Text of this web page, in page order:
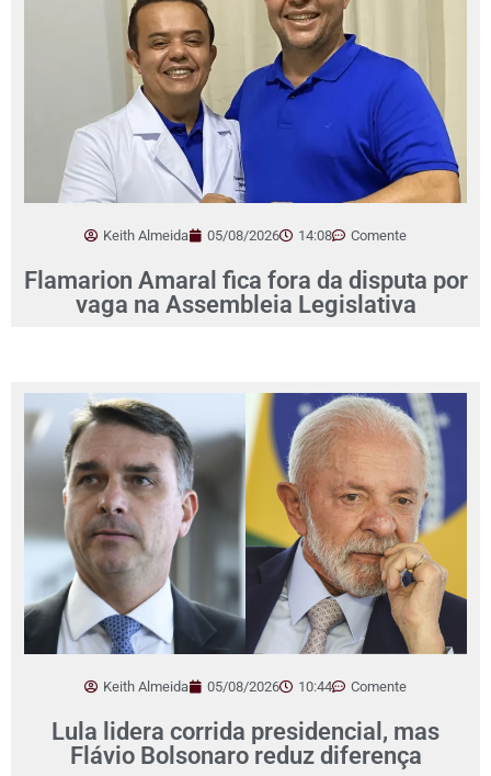
Keith Almeida 05/08/2026 14:08 Comente
Flamarion Amaral fica fora da disputa por
vaga na Assembleia Legislativa
Keith Almeida 05/08/2026 10:44 Comente
Lula lidera corrida presidencial, mas
Flávio Bolsonaro reduz diferença